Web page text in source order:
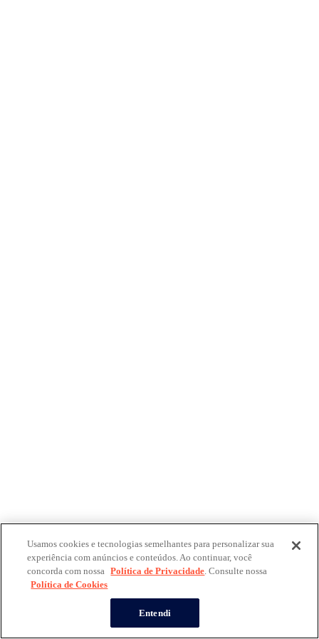
Usamos cookies e tecnologias semelhantes para personalizar sua
experiência com anúncios e conteúdos. Ao continuar, você
concorda com nossa Política de Privacidade. Consulte nossa
Política de Cookies
Entendi